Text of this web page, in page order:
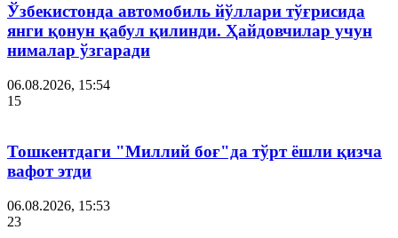
Ўзбекистонда автомобиль йўллари тўғрисида
янги қонун қабул қилинди. Ҳайдовчилар учун
нималар ўзгаради
06.08.2026, 15:54
15
Тошкентдаги "Миллий боғ"да тўрт ёшли қизча
вафот этди
06.08.2026, 15:53
23